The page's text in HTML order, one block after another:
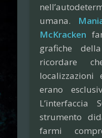
umana.
McKracken
grafiche
ricordare
erano
strumento
farmi